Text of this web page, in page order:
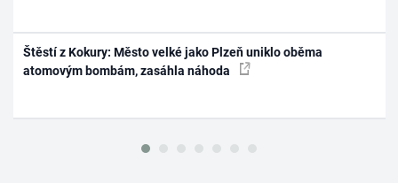
Štěstí z Kokury: Město velké jako Plzeň uniklo oběma
atomovým bombám, zasáhla náhoda